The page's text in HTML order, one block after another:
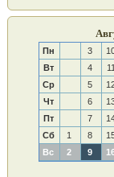
Пн 3
Вт
4 11
Ср
5
Чт
6
Пт
7
Сб
1 8
Вс
2 9